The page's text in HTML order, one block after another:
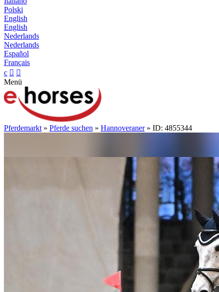
Polski
English
English
Nederlands
Nederlands
Español
Français
c  
Menü
Pferdemarkt » Pferde suchen » Hannoveraner» ID: 4855344